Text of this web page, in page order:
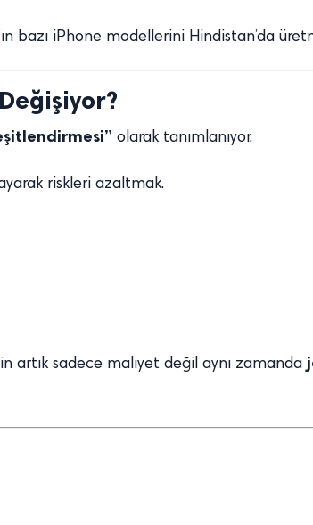
bazı iPhone modellerini Hindistan’da
olarak tanımlanıyor.
riskleri azaltmak.
artık sadece maliyet değil aynı zamanda